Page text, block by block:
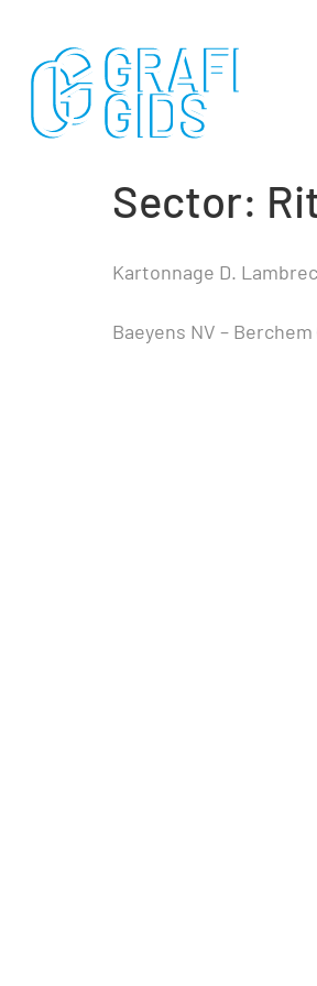
Sector:
Kartonnage D.
Baeyens NV –